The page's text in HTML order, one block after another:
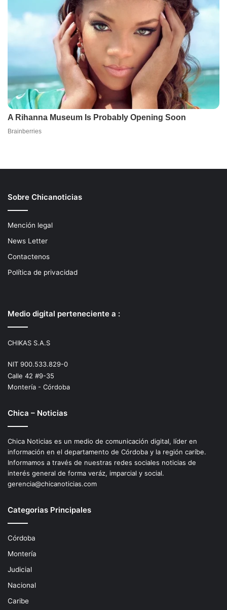
Sobre Chicanoticias
Mención legal
News Letter
Contactenos
Política de privacidad
Medio digital perteneciente a :
CHIKAS S.A.S
NIT 900.533.829-0
Calle 42 #9-35
Montería - Córdoba
Chica – Noticias
Chica Noticias es un medio de comunicación digital, líder en
información en el departamento de Córdoba y la región caríbe.
Informamos a través de nuestras redes sociales noticias de
interés general de forma veráz, imparcial y social.
gerencia@chicanoticias.com
Categorias Principales
Córdoba
Montería
Judicial
Nacional
Caribe